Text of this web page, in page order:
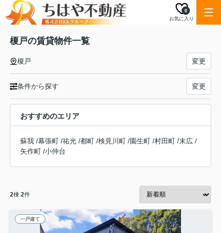
お気に入り
0
榎戸の賃貸物件一覧
榎戸 変更
条件から探す 変更
おすすめのエリア
蘇我 /幕張町 /祐光 /都町 /検見川町 /園生町 /村田町 /末広 /
矢作町 /小仲台
2棟 2件
一戸建て